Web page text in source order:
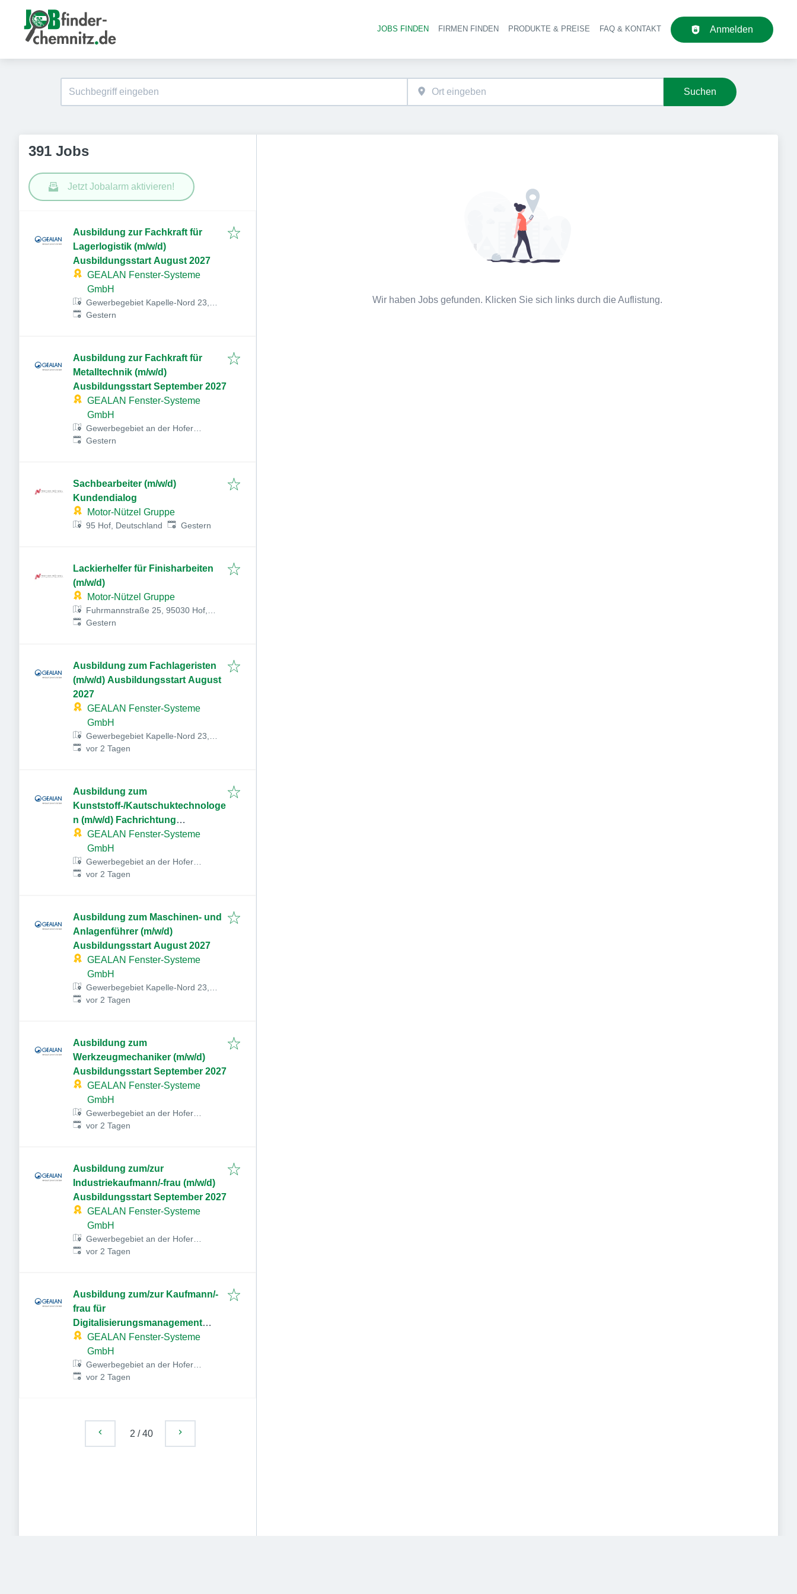
Haupt-Navigation
JOBS FINDEN FIRMEN FINDEN PRODUKTE & PREISE FAQ & KONTAKT Anmelden
Suchen
391 Jobs
Jetzt Jobalarm aktivieren!
Ausbildung zur Fachkraft für
Lagerlogistik (m/w/d)
Ausbildungsstart August 2027
GEALAN Fenster-Systeme
GmbH
Gewerbegebiet Kapelle-Nord 23,
07922 Tanna, Deutschland
Veröffentlicht
Gestern
Ausbildung zur Fachkraft für
Metalltechnik (m/w/d)
Ausbildungsstart September 2027
GEALAN Fenster-Systeme
GmbH
Gewerbegebiet an der Hofer
Straße, Hofer Str. 80, 95145
Veröffentlicht
Gestern
Sachbearbeiter (m/w/d)
Kundendialog
Motor-Nützel Gruppe
95 Hof, Deutschland Veröffentlicht
Gestern
Lackierhelfer für Finisharbeiten
(m/w/d)
Motor-Nützel Gruppe
Fuhrmannstraße 25, 95030 Hof,
Deutschland
Veröffentlicht
Gestern
Ausbildung zum Fachlageristen
(m/w/d) Ausbildungsstart August
2027
GEALAN Fenster-Systeme
GmbH
Gewerbegebiet Kapelle-Nord 23,
07922 Tanna, Deutschland
Veröffentlicht:
vor 2 Tagen
Ausbildung zum
Kunststoff-/Kautschuktechnologe
n (m/w/d) Fachrichtung
Fensterbau Ausbildungsstart
September 2027
GEALAN Fenster-Systeme
GmbH
Gewerbegebiet an der Hofer
Straße, Hofer Str. 80, 95145
Veröffentlicht:
vor 2 Tagen
Ausbildung zum Maschinen- und
Anlagenführer (m/w/d)
Ausbildungsstart August 2027
GEALAN Fenster-Systeme
GmbH
Gewerbegebiet Kapelle-Nord 23,
07922 Tanna, Deutschland
Veröffentlicht:
vor 2 Tagen
Ausbildung zum
Werkzeugmechaniker (m/w/d)
Ausbildungsstart September 2027
GEALAN Fenster-Systeme
GmbH
Gewerbegebiet an der Hofer
Straße, Hofer Str. 80, 95145
Veröffentlicht:
vor 2 Tagen
Ausbildung zum/zur
Industriekaufmann/-frau (m/w/d)
Ausbildungsstart September 2027
GEALAN Fenster-Systeme
GmbH
Gewerbegebiet an der Hofer
Straße, Hofer Str. 80, 95145
Veröffentlicht:
vor 2 Tagen
Ausbildung zum/zur Kaufmann/-
frau für
Digitalisierungsmanagement
(m/w/d) Ausbildungsstart
September 2027
GEALAN Fenster-Systeme
GmbH
Gewerbegebiet an der Hofer
Straße, Hofer Str. 80, 95145
Veröffentlicht:
vor 2 Tagen
2 /40
Wir haben Jobs gefunden. Klicken Sie sich links durch die Auflistung.